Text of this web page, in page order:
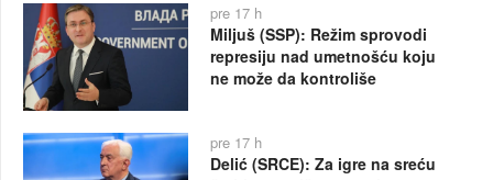
pre 17 h
Miljuš (SSP): Režim sprovodi
represiju nad umetnošću koju
ne može da kontroliše
pre 17 h
Delić (SRCE): Za igre na sreću